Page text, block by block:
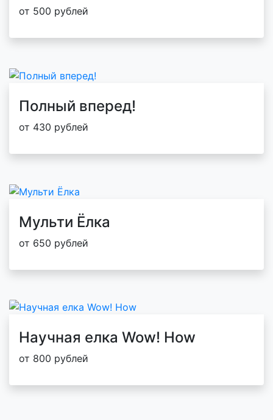
от 500 рублей
Полный вперед!
от 430 рублей
Мульти Ёлка
от 650 рублей
Научная елка Wow! How
от 800 рублей